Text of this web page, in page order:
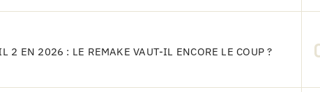
2 EN 2026 : LE REMAKE VAUT-IL ENCORE LE COUP ?